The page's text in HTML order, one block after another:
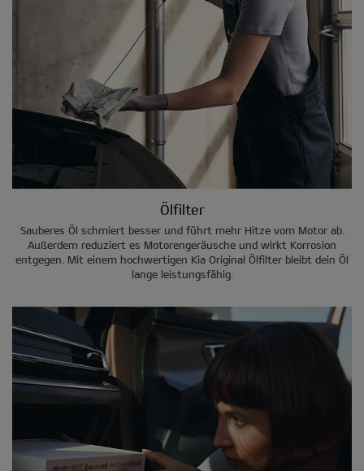
Ölfilter
Sauberes Öl schmiert besser und führt mehr Hitze vom Motor ab.
Außerdem reduziert es Motorengeräusche und wirkt Korrosion
entgegen. Mit einem hochwertigen Kia Original Ölfilter bleibt dein Öl
lange leistungsfähig.